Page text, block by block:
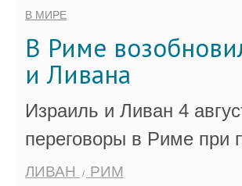
В МИРЕ
В Риме
и Ливана
Израиль и Ливан 4
переговоры в Риме при
ЛИВАН РИМ